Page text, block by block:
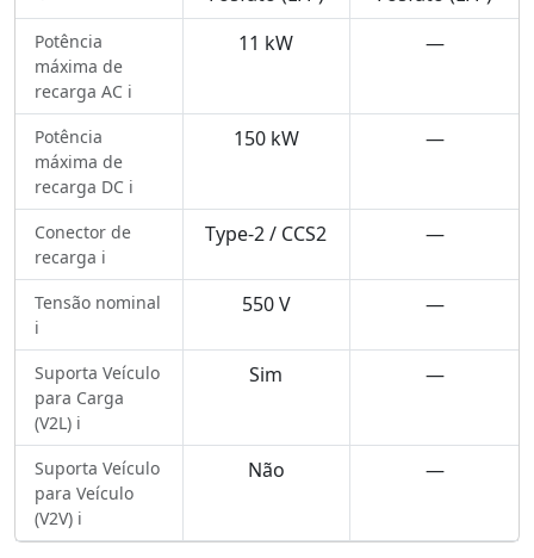
Potência
máxima de
recarga AC ℹ️
11 kW —
Potência
máxima de
recarga DC ℹ️
150 kW —
Conector de
recarga ℹ️
Type-2 / CCS2 —
Tensão nominal
ℹ️
550 V —
Suporta Veículo
para Carga
(V2L) ℹ️
Sim —
Suporta Veículo
para Veículo
(V2V) ℹ️
Não —